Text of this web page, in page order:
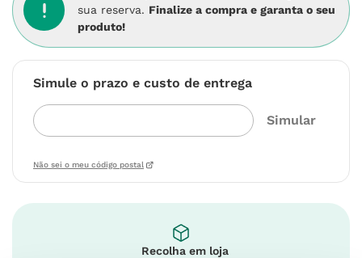
sua reserva. Finalize a compra e garanta o seu
produto!
Simule o prazo e custo de entrega
Não sei o meu código postal
Recolha em loja